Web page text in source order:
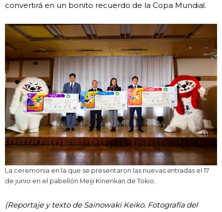
convertirá en un bonito recuerdo de la Copa Mundial.
La ceremonia en la que se presentaron las nuevas entradas el 17
de junio en el pabellón Meiji Kinenkan de Tokio.
(Reportaje y texto de Sainowaki Keiko. Fotografía del